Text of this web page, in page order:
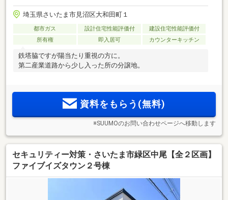
埼玉県さいたま市見沼区大和田町１
都市ガス 設計住宅性能評価付
建設住宅性能評価付
所有権
即入居可 カウンターキッチン
鉄塔脇ですが陽当たり重視の方に。
第二産業道路から少し入った所の分譲地。
資料をもらう(無料)
※SUUMOのお問い合わせページへ移動します
セキュリティー対策・さいたま市緑区中尾【全２区画】
ファイブイズタウン２号棟